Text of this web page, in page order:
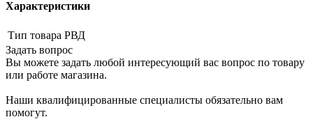
Характеристики
Тип товара РВД
Задать вопрос
Вы можете задать любой интересующий вас вопрос по товару
или работе магазина.
Наши квалифицированные специалисты обязательно вам
помогут.